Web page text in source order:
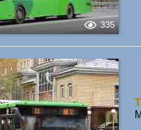
335